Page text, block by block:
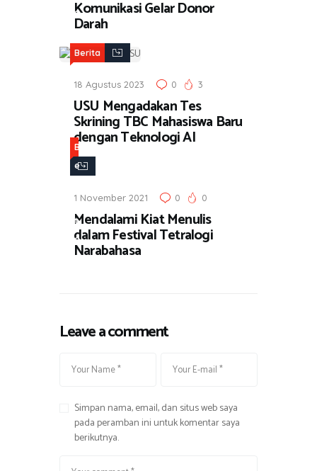
a
Komunikasi Gelar Donor
Darah
Berita
18 Agustus 2023 0 3
USU Mengadakan Tes
Skrining TBC Mahasiswa Baru
dengan Teknologi AI
B
e
i
t
a
1 November 2021 0 0
Mendalami Kiat Menulis
dalam Festival Tetralogi
Narabahasa
Leave a comment
Simpan nama, email, dan situs web saya
pada peramban ini untuk komentar saya
berikutnya.